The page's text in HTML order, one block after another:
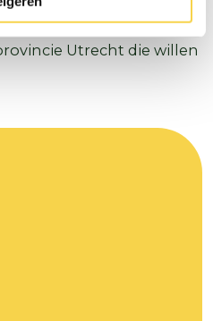
en adviespunt
Utrecht die willen